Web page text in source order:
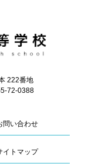
222番地
72-0388
問い合わせ
イトマップ